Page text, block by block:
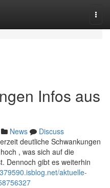
Infos aus
News
Discuss
deutliche Schwankungen
, was sich auf die
Dennoch gibt es weiterhin
aktuelle-